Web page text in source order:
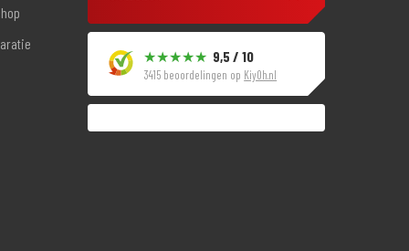
9,5 / 10
3415 beoordelingen op KiyOh.nl